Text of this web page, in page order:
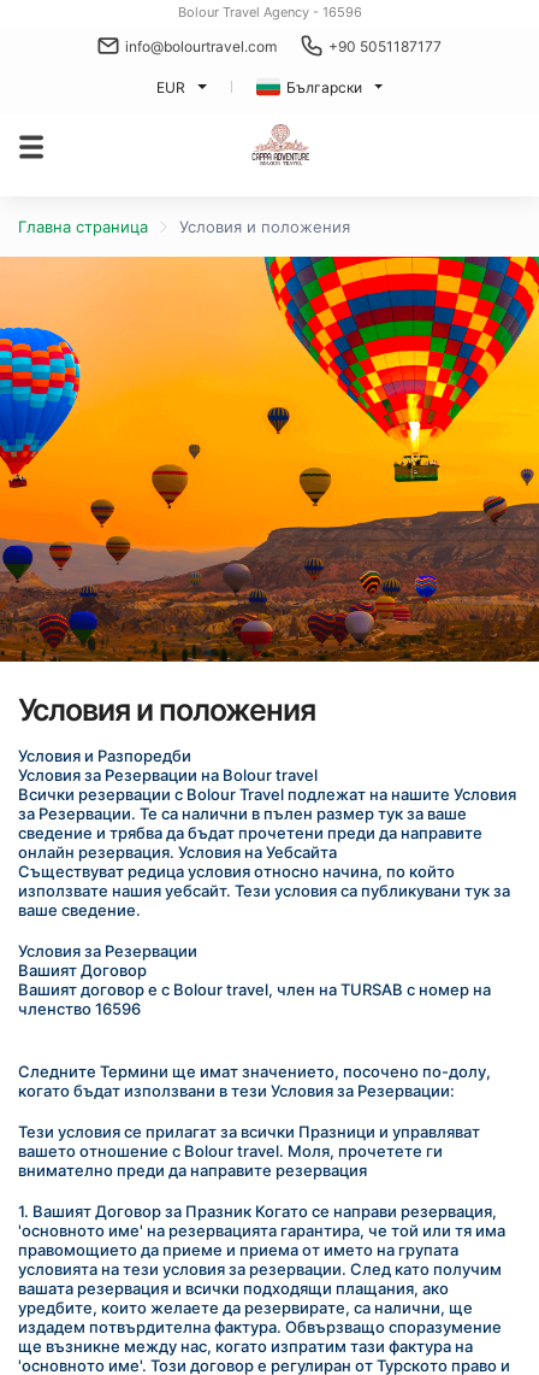
Bolour Travel Agency - 16596
info@bolourtravel.com +90 5051187177
EUR Български
Главна страница Условия и положения
Условия и положения
Условия и Разпоредби
Условия за Резервации на Bolour travel
Всички резервации с Bolour Travel подлежат на нашите Условия
за Резервации. Те са налични в пълен размер тук за ваше
сведение и трябва да бъдат прочетени преди да направите
онлайн резервация. Условия на Уебсайта
Съществуват редица условия относно начина, по който
използвате нашия уебсайт. Тези условия са публикувани тук за
ваше сведение.﻿
﻿Условия за Резервации
Вашият Договор
Вашият договор е с Bolour travel, член на TURSAB с номер на
членство 16596
Следните Термини ще имат значението, посочено по-долу,
когато бъдат използвани в тези Условия за Резервации:﻿
Тези условия се прилагат за всички Празници и управляват
вашето отношение с Bolour travel. Моля, прочетете ги
внимателно преди да направите резервация
1. Вашият Договор за Празник Когато се направи резервация,
'основното име' на резервацията гарантира, че той или тя има
правомощието да приеме и приема от името на групата
условията на тези условия за резервации. След като получим
вашата резервация и всички подходящи плащания, ако
уредбите, които желаете да резервирате, са налични, ще
издадем потвърдителна фактура. Обвързващо споразумение
ще възникне между нас, когато изпратим тази фактура на
'основното име'. Този договор е регулиран от Турското право и